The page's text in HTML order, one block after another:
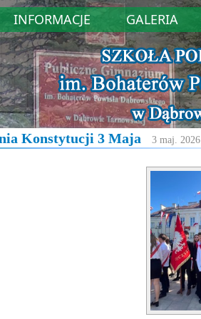
INFORMACJE GALERIA
Konstytucji 3 Maja 3 maj. 2026